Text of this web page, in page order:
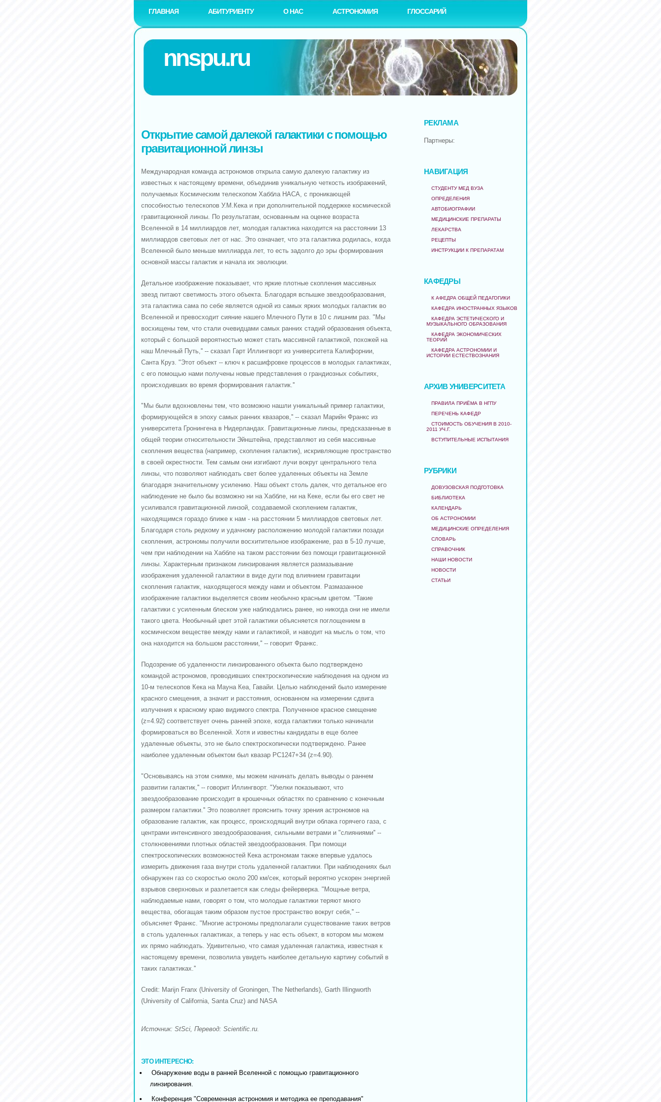
ГЛАВНАЯ АБИТУРИЕНТУ О НАС АСТРОНОМИЯ ГЛОССАРИЙ
nnspu.ru
Открытие самой далекой галактики с помощью
гравитационной линзы
Международная команда астрономов открыла самую далекую галактику из
известных к настоящему времени, объединив уникальную четкость изображений,
получаемых Космическим телескопом Хаббла НАСА, с проникающей
способностью телескопов У.М.Кека и при дополнительной поддержке космической
гравитационной линзы. По результатам, основанным на оценке возраста
Вселенной в 14 миллиардов лет, молодая галактика находится на расстоянии 13
миллиардов световых лет от нас. Это означает, что эта галактика родилась, когда
Вселенной было меньше миллиарда лет, то есть задолго до эры формирования
основной массы галактик и начала их эволюции.
Детальное изображение показывает, что яркие плотные скопления массивных
звезд питают светимость этого объекта. Благодаря вспышке звездообразования,
эта галактика сама по себе является одной из самых ярких молодых галактик во
Вселенной и превосходит сияние нашего Млечного Пути в 10 с лишним раз. "Мы
восхищены тем, что стали очевидцами самых ранних стадий образования объекта,
который с большой вероятностью может стать массивной галактикой, похожей на
наш Млечный Путь,'' -- сказал Гарт Иллингворт из университета Калифорнии,
Санта Круз. "Этот объект -- ключ к расшифровке процессов в молодых галактиках,
с его помощью нами получены новые представления о грандиозных событиях,
происходивших во время формирования галактик.''
"Мы были вдохновлены тем, что возможно нашли уникальный пример галактики,
формирующейся в эпоху самых ранних квазаров,'' -- сказал Марийн Франкс из
университета Гронингена в Нидерландах. Гравитационные линзы, предсказанные в
общей теории относительности Эйнштейна, представляют из себя массивные
скопления вещества (например, скопления галактик), искривляющие пространство
в своей окрестности. Тем самым они изгибают лучи вокруг центрального тела
линзы, что позволяют наблюдать свет более удаленных объекты на Земле
благодаря значительному усилению. Наш объект столь далек, что детальное его
наблюдение не было бы возможно ни на Хаббле, ни на Кеке, если бы его свет не
усиливался гравитационной линзой, создаваемой скоплением галактик,
находящимся гораздо ближе к нам - на расстоянии 5 миллиардов световых лет.
Благодаря столь редкому и удачному расположению молодой галактики позади
скопления, астрономы получили восхитительное изображение, раз в 5-10 лучше,
чем при наблюдении на Хаббле на таком расстоянии без помощи гравитационной
линзы. Характерным признаком линзирования является размазывание
изображения удаленной галактики в виде дуги под влиянием гравитации
скопления галактик, находящегося между нами и объектом. Размазанное
изображение галактики выделяется своим необычно красным цветом. "Такие
галактики с усиленным блеском уже наблюдались ранее, но никогда они не имели
такого цвета. Необычный цвет этой галактики объясняется поглощением в
космическом веществе между нами и галактикой, и наводит на мысль о том, что
она находится на большом расстоянии,'' -- говорит Франкс.
Подозрение об удаленности линзированного объекта было подтверждено
командой астрономов, проводивших спектроскопические наблюдения на одном из
10-м телескопов Кека на Мауна Кеа, Гавайи. Целью наблюдений было измерение
красного смещения, а значит и расстояния, основанном на измерении сдвига
излучения к красному краю видимого спектра. Полученное красное смещение
(z=4.92) соответствует очень ранней эпохе, когда галактики только начинали
формироваться во Вселенной. Хотя и известны кандидаты в еще более
удаленные объекты, это не было спектроскопически подтверждено. Ранее
наиболее удаленным объектом был квазар PC1247+34 (z=4.90).
"Основываясь на этом снимке, мы можем начинать делать выводы о раннем
развитии галактик,'' -- говорит Иллингворт. "Узелки показывают, что
звездообразование происходит в крошечных областях по сравнению с конечным
размером галактики.'' Это позволяет прояснить точку зрения астрономов на
образование галактик, как процесс, происходящий внутри облака горячего газа, с
центрами интенсивного звездообразования, сильными ветрами и "слияниями'' --
столкновениями плотных областей звездообразования. При помощи
спектроскопических возможностей Кека астрономам также впервые удалось
измерить движения газа внутри столь удаленной галактики. При наблюдениях был
обнаружен газ со скоростью около 200 км/сек, который вероятно ускорен энергией
взрывов сверхновых и разлетается как следы фейерверка. "Мощные ветра,
наблюдаемые нами, говорят о том, что молодые галактики теряют много
вещества, обогащая таким образом пустое пространство вокруг себя,'' --
объясняет Франкс. "Многие астрономы предполагали существование таких ветров
в столь удаленных галактиках, а теперь у нас есть объект, в котором мы можем
их прямо наблюдать. Удивительно, что самая удаленная галактика, известная к
настоящему времени, позволила увидеть наиболее детальную картину событий в
таких галактиках.''
Credit: Marijn Franx (University of Groningen, The Netherlands), Garth Illingworth
(University of California, Santa Cruz) and NASA
Источник: StSci, Перевод: Scientific.ru.
ЭТО ИНТЕРЕСНО:
Обнаружение воды в ранней Вселенной с помощью гравитационного
линзирования.
Конференция "Современная астрономия и методика ее преподавания"
РЕКЛАМА
Партнеры:
НАВИГАЦИЯ
СТУДЕНТУ МЕД ВУЗА
ОПРЕДЕЛЕНИЯ
АВТОБИОГРАФИИ
МЕДИЦИНСКИЕ ПРЕПАРАТЫ
ЛЕКАРСТВА
РЕЦЕПТЫ
ИНСТРУКЦИИ К ПРЕПАРАТАМ
КАФЕДРЫ
К АФЕДРА ОБЩЕЙ ПЕДАГОГИКИ
КАФЕДРА ИНОСТРАННЫХ ЯЗЫКОВ
КАФЕДРА ЭСТЕТИЧЕСКОГО И
МУЗЫКАЛЬНОГО ОБРАЗОВАНИЯ
КАФЕДРА ЭКОНОМИЧЕСКИХ
ТЕОРИЙ
КАФЕДРА АСТРОНОМИИ И
ИСТОРИИ ЕСТЕСТВОЗНАНИЯ
АРХИВ УНИВЕРСИТЕТА
ПРАВИЛА ПРИЁМА В НГПУ
ПЕРЕЧЕНЬ КАФЕДР
СТОИМОСТЬ ОБУЧЕНИЯ В 2010-
2011 УЧ.Г.
ВСТУПИТЕЛЬНЫЕ ИСПЫТАНИЯ
РУБРИКИ
ДОВУЗОВСКАЯ ПОДГОТОВКА
БИБЛИОТЕКА
КАЛЕНДАРЬ
ОБ АСТРОНОМИИ
МЕДИЦИНСКИЕ ОПРЕДЕЛЕНИЯ
СЛОВАРЬ
СПРАВОЧНИК
НАШИ НОВОСТИ
НОВОСТИ
СТАТЬИ